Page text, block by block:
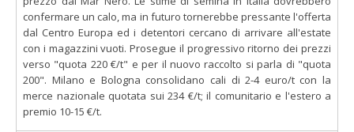
confermare un calo, ma in futuro tornerebbe pressante l'offerta
dal Centro Europa ed i detentori cercano di arrivare all'estate
con i magazzini vuoti. Prosegue il progressivo ritorno dei prezzi
verso "quota 220 €/t" e per il nuovo raccolto si parla di "quota
200". Milano e Bologna consolidano cali di 2-4 euro/t con la
merce nazionale quotata sui 234 €/t; il comunitario e l'estero a
premio 10-15 €/t.